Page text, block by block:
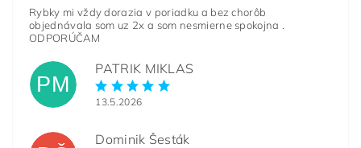
Rybky mi vždy dorazia v poriadku a bez chorôb
objednávala som uz 2x a som nesmierne spokojna .
ODPORÚČAM
PM
PATRIK MIKLAS
13.5.2026
Dominik Šesták